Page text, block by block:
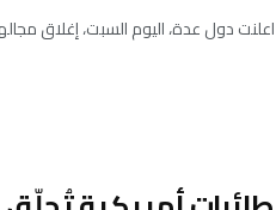
اعلنت دول عدة، اليوم السبت، إغلاق